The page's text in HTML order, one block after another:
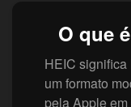
O que
HEIC significa
um formato
pela Apple